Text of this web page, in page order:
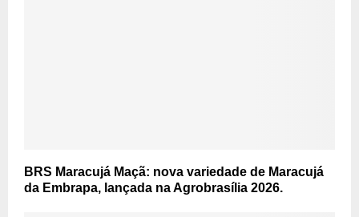
BRS Maracujá Maçã: nova variedade de Maracujá
da Embrapa, lançada na Agrobrasília 2026.